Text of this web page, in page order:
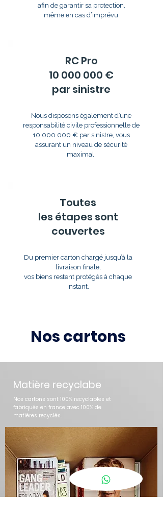
afin de garantir sa protection,
même en cas d’imprévu.
RC Pro
10 000 000 €
par sinistre
Nous disposons également d’une
responsabilité civile professionnelle de
10 000 000 € par sinistre, vous
assurant un niveau de sécurité
maximal.
Toutes
les étapes sont
couvertes
Du premier carton chargé jusqu’à la
livraison finale,
vos biens restent protégés à chaque
instant.
Nos cartons
Matière recyclabe
Nos cartons sont 100% recyclables et
fabriqués en france avec 100% de
matières recyclés.